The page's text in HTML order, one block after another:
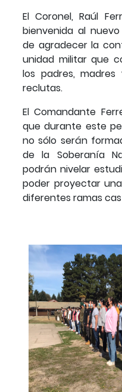
El Coronel, Raúl
bienvenida al
de agradecer la
unidad militar que
los padres,
reclutas.
El Comandante
que durante este
no sólo serán
de la Soberanía
podrán nivelar
poder proyectar
diferentes ramas